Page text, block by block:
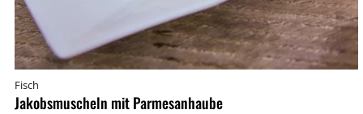
Fisch
Jakobsmuscheln mit Parmesanhaube